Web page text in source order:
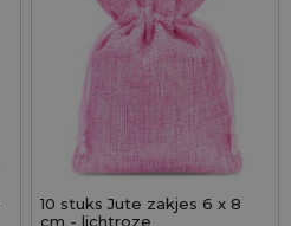
10 stuks Jute zakjes 6 x 8
cm - lichtroze